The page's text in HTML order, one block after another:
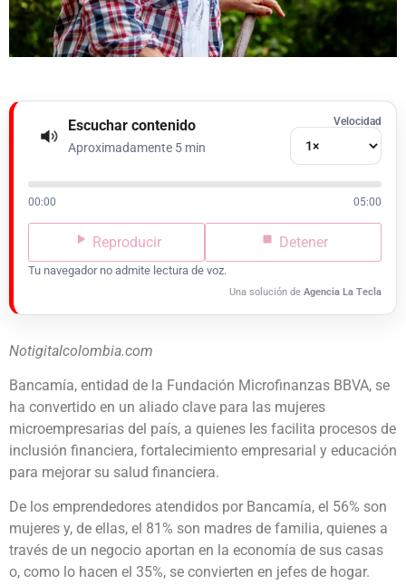
Escuchar contenido
Aproximadamente 5 min
Velocidad
00:00 05:00
Reproducir Detener
Tu navegador no admite lectura de voz.
Una solución de Agencia La Tecla
Notigitalcolombia.com
Bancamía, entidad de la Fundación Microfinanzas BBVA, se
ha convertido en un aliado clave para las mujeres
microempresarias del país, a quienes les facilita procesos de
inclusión financiera, fortalecimiento empresarial y educación
para mejorar su salud financiera.
De los emprendedores atendidos por Bancamía, el 56% son
mujeres y, de ellas, el 81% son madres de familia, quienes a
través de un negocio aportan en la economía de sus casas
o, como lo hacen el 35%, se convierten en jefes de hogar.